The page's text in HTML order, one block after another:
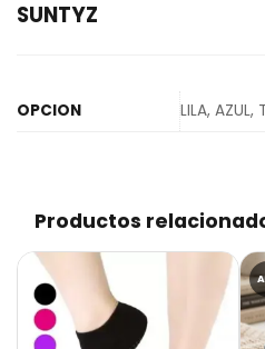
SUNTYZ
OPCION LILA, AZUL,
Productos